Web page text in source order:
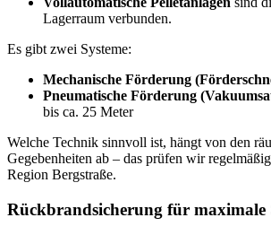
Lagerraum verbunden.
Es gibt zwei Systeme:
Mechanische Förderung
Pneumatische Förderung
bis ca. 25 Meter
Welche Technik sinnvoll ist, hängt von den
Gegebenheiten ab – das prüfen wir
Region Bergstraße.
Rückbrandsicherung für maximale